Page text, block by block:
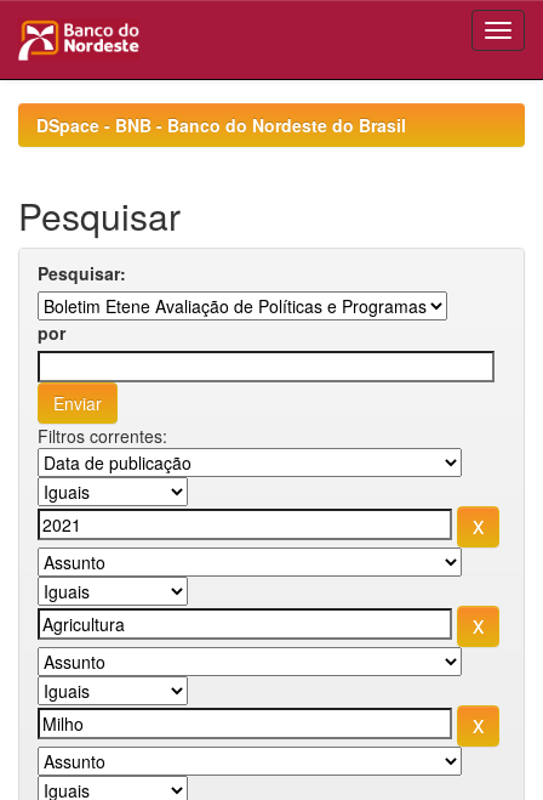
navigationDSpace - BNB - Banco do Nordeste do Brasil
Pesquisar
Pesquisar:
por
Filtros correntes: